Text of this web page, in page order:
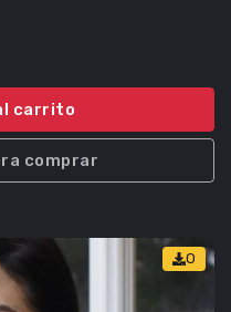
carrito
comprar
0